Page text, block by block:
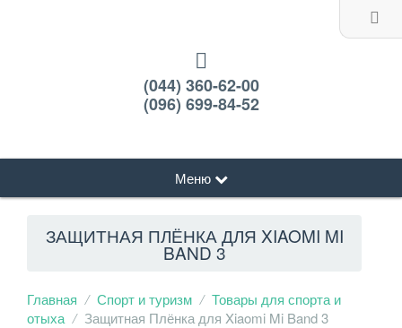
(044) 360-62-00
(096) 699-84-52
Меню
ЗАЩИТНАЯ ПЛЁНКА ДЛЯ XIAOMI MI
BAND 3
Главная Спорт и туризм
Товары для спорта и
отыха
Защитная Плёнка для Xiaomi Mi Band 3